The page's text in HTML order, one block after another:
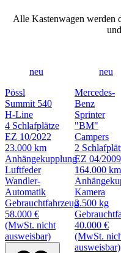
Alle Kastenwagen werden
neu
Pössl
Summit 540
H-Line
4 Schlafplätze
EZ 10/2022
23.000 km
Anhängekupplung
Luftfeder
Wandler-
Automatik
Gebrauchtfahrzeug
58.000 €
(MwSt. nicht
ausweisbar)
neu
Mercedes-
Benz
Sprinter
"BM"
Campers
2
EZ 04/2009
164.000 km
Kamera
3.500 kg
40.000 €
(MwSt.
ausweisbar)